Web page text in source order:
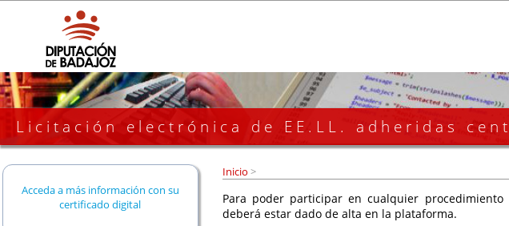
Licitación electrónica de EE.LL. adheridas
Acceda a más información con su
certificado digital
Inicio >
Para poder participar en cualquier
deberá estar dado de alta en la plataforma.